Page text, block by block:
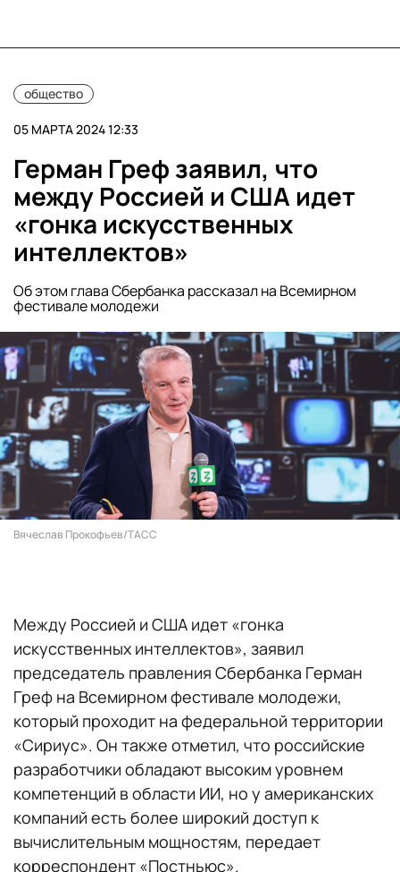
общество
05 МАРТА 2024 12:33
Герман Греф заявил, что
между Россией и США идет
«гонка искусственных
интеллектов»
Об этом глава Сбербанка рассказал на Всемирном
фестивале молодежи
Вячеслав Прокофьев/ТАСС
Между Россией и США идет «гонка
искусственных интеллектов», заявил
председатель правления Сбербанка Герман
Греф на Всемирном фестивале молодежи,
который проходит на федеральной территории
«Сириус». Он также отметил, что российские
разработчики обладают высоким уровнем
компетенций в области ИИ, но у американских
компаний есть более широкий доступ к
вычислительным мощностям, передает
корреспондент «Постньюс».